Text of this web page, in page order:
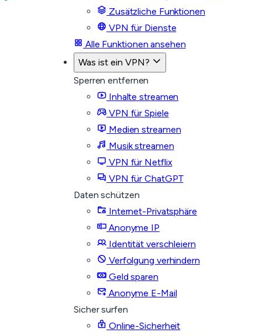
Zusätzliche Funktionen
VPN für Dienste
Alle Funktionen ansehen
Was ist ein VPN?
Sperren entfernen
Inhalte streamen
VPN für Spiele
Medien streamen
Musik streamen
VPN für Netflix
VPN für ChatGPT
Daten schützen
Internet-Privatsphäre
Anonyme IP
Identität verschleiern
Verfolgung verhindern
Geld sparen
Anonyme E-Mail
Sicher surfen
Online-Sicherheit